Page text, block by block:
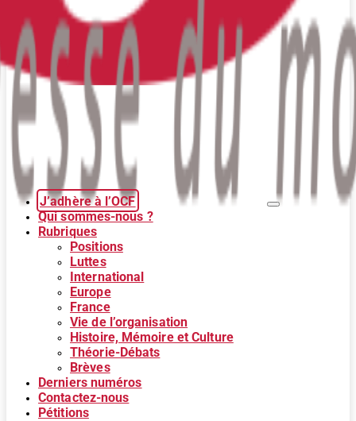
J’adhère à l’OCF
Qui sommes-nous ?
Rubriques
Positions
Luttes
International
Europe
France
Vie de l’organisation
Histoire, Mémoire et Culture
Théorie-Débats
Brèves
Derniers numéros
Contactez-nous
Pétitions